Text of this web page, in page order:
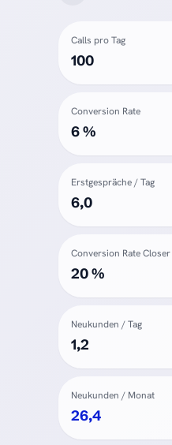
Calls pro Tag
100
Conversion Rate
6 %
Erstgespräche / Tag
6,0
Conversion Rate Closer
20 %
Neukunden / Tag
1,2
Neukunden / Monat
26,4